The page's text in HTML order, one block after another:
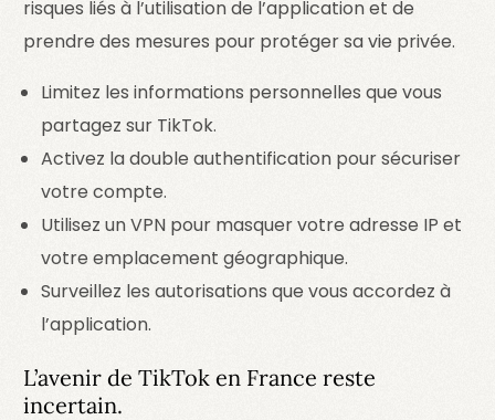
risques liés à l’utilisation de l’application et de
prendre des mesures pour protéger sa vie privée.
Limitez les informations personnelles que vous
partagez sur TikTok.
Activez la double authentification pour sécuriser
votre compte.
Utilisez un VPN pour masquer votre adresse IP et
votre emplacement géographique.
Surveillez les autorisations que vous accordez à
l’application.
L’avenir de TikTok en France reste
incertain.